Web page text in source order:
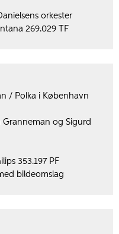
orkester
269.029 TF
/ Polka i København
Granneman og Sigurd
353.197 PF
bildeomslag